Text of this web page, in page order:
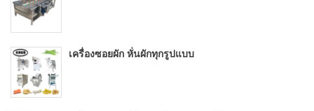
เครื่องซอยผัก หั่นผักทุกรูปแบบ